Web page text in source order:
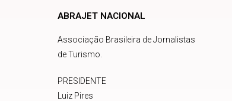
ABRAJET NACIONAL
Associação Brasileira de Jornalistas
de Turismo.
PRESIDENTE
Luiz Pires